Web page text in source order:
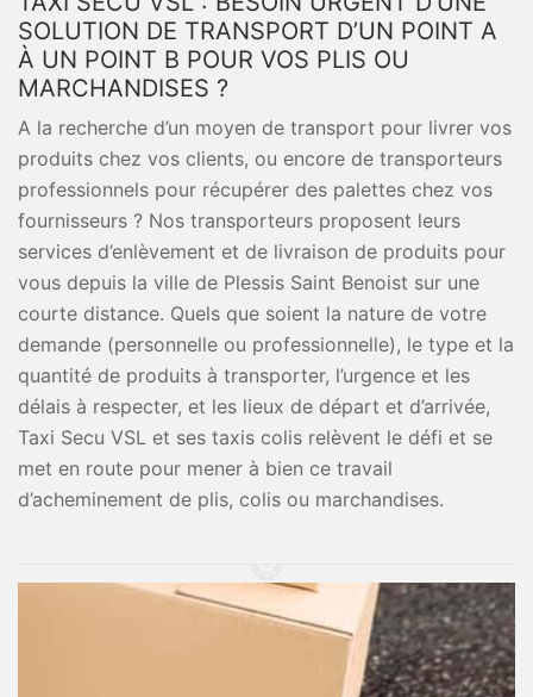
SOLUTION DE TRANSPORT D’UN POINT A
À UN POINT B POUR VOS PLIS OU
MARCHANDISES ?
A la recherche d’un moyen de transport pour livrer vos
produits chez vos clients, ou encore de transporteurs
professionnels pour récupérer des palettes chez vos
fournisseurs ? Nos transporteurs proposent leurs
services d’enlèvement et de livraison de produits pour
vous depuis la ville de Plessis Saint Benoist sur une
courte distance. Quels que soient la nature de votre
demande (personnelle ou professionnelle), le type et la
quantité de produits à transporter, l’urgence et les
délais à respecter, et les lieux de départ et d’arrivée,
Taxi Secu VSL et ses taxis colis relèvent le défi et se
met en route pour mener à bien ce travail
d’acheminement de plis, colis ou marchandises.